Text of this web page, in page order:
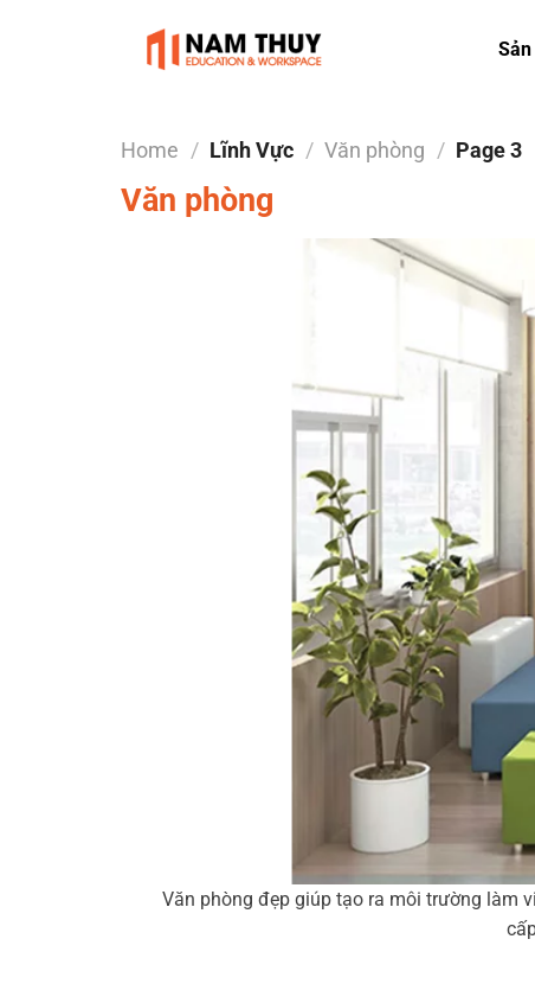
Home / Lĩnh Vực / Văn phòng / Page 3
Văn phòng
Văn phòng đẹp giúp tạo ra môi trường làm